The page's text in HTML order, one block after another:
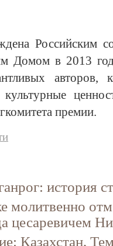
Российским
Домом в 2013
авторов,
культурные
премии.
история
молитвенно
цесаревичем
Казахстан,